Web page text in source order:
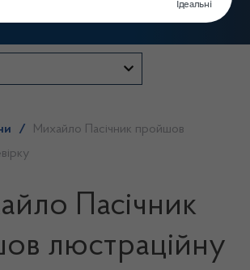
/
Михайло Пасічник пройшов
Пасічник
люстраційну